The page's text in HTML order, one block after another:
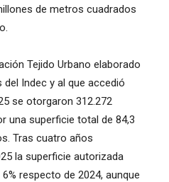
de metros cuadrados
Tejido Urbano elaborado
Indec y al que accedió
se otorgaron 312.272
una superficie total de 84,3
Tras cuatro años
la superficie autorizada
respecto de 2024, aunque